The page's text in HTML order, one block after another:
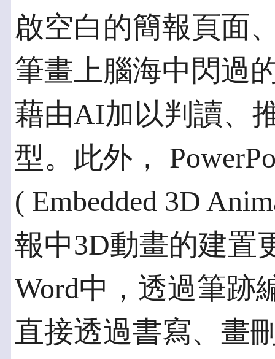
啟空白的簡報頁面
筆畫上腦海中閃過
藉由AI加以判讀、
型。此外，
( Embedded 3D
報中3D動畫的建置
Word中，透過筆跡
直接透過書寫、畫